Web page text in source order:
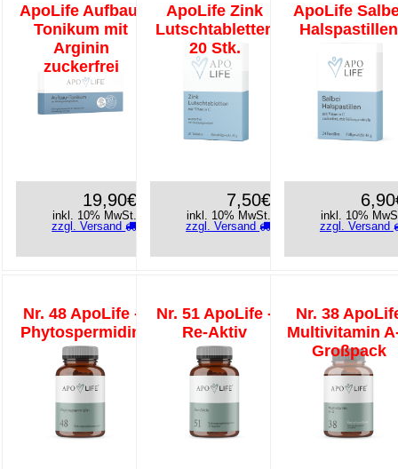
ApoLife Aufbau-
Tonikum mit
Arginin
zuckerfrei
19,90€
inkl. 10% MwSt.
zzgl. Versand
ApoLife Zink
Lutschtabletten
20 Stk.
7,50€
inkl. 10% MwSt.
zzgl. Versand
ApoLife
Halspastillen
inkl. 10%
zzgl. Versand
Nr. 48 ApoLife -
Phytospermidin
Nr. 51 ApoLife -
Re-Aktiv
Nr. 38
Multivitamin
Großpack